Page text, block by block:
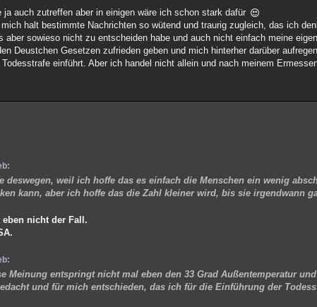
ja auch zutreffen aber in einigen wäre ich schon stark dafür
halt bestimmte Nachrichten so wütend und traurig zugleich, das ich
aber sowieso nicht zu entscheiden habe und auch nicht einfach meine
Deustchen Gesetzen zufrieden geben und mich hinterher darüber
einführt. Aber ich handel nicht allein und nach meinem
deswegen, weil ich hoffe das es einfach die Menschen ein wenig
kann, aber ich hoffe das die Zahl kleiner wird, bis sie irgendwann
nicht der Fall.
Meinung entspringt nicht mal eben den 33 Grad Außentemperatur
und für mich entschieden, das ich für die Einführung der